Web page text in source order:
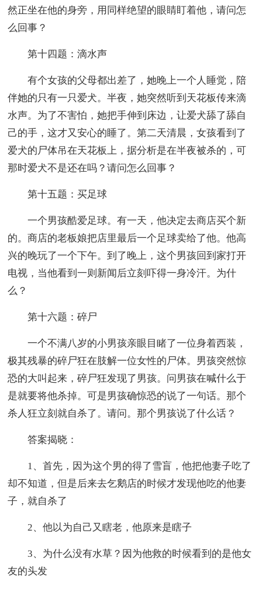
然正坐在他的身旁，用同样绝望的眼睛盯着他，请问怎
么回事？
第十四题：滴水声
有个女孩的父母都出差了，她晚上一个人睡觉，陪
伴她的只有一只爱犬。半夜，她突然听到天花板传来滴
水声。为了不害怕，她把手伸到床边，让爱犬舔了舔自
己的手，这才又安心的睡了。第二天清晨，女孩看到了
爱犬的尸体吊在天花板上，据分析是在半夜被杀的，可
那时爱犬不是还在吗？请问怎么回事？
第十五题：买足球
一个男孩酷爱足球。有一天，他决定去商店买个新
的。商店的老板娘把店里最后一个足球卖给了他。他高
兴的晚玩了一个下午。到了晚上，这个男孩回到家打开
电视，当他看到一则新闻后立刻吓得一身冷汗。为什
么？
第十六题：碎尸
一个不满八岁的小男孩亲眼目睹了一位身着西装，
极其残暴的碎尸狂在肢解一位女性的尸体。男孩突然惊
恐的大叫起来，碎尸狂发现了男孩。问男孩在喊什么于
是就要将他杀掉。可是男孩确惊恐的说了一句话。那个
杀人狂立刻就自杀了。请问。那个男孩说了什么话？
答案揭晓：
1、首先，因为这个男的得了雪盲，他把他妻子吃了
却不知道，但是后来去乞鹅店的时候才发现他吃的他妻
子，就自杀了
2、他以为自己又瞎老，他原来是瞎子
3、为什么没有水草？因为他救的时候看到的是他女
友的头发